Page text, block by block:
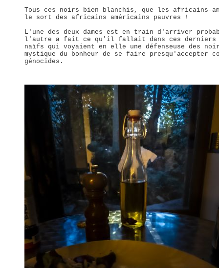
Tous ces noirs bien blanchis, que les africains-
le sort des africains américains pauvres !
L'une des deux dames est en train d'arriver
l'autre a fait ce qu'il fallait dans ces derniers
naïfs qui voyaient en elle une défenseuse des
mystique du bonheur de se faire presqu'accepter
génocides.